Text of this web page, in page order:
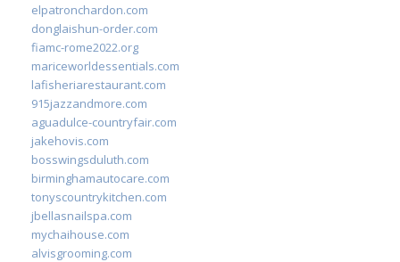
elpatronchardon.com
donglaishun-order.com
fiamc-rome2022.org
mariceworldessentials.com
lafisheriarestaurant.com
915jazzandmore.com
aguadulce-countryfair.com
jakehovis.com
bosswingsduluth.com
birminghamautocare.com
tonyscountrykitchen.com
jbellasnailspa.com
mychaihouse.com
alvisgrooming.com